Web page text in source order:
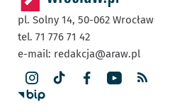
pl. Solny 14, 50-062 Wrocław
tel. 71 776 71 42
e-mail: redakcja@araw.pl